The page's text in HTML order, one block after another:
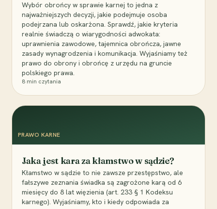
Wybór obrońcy w sprawie karnej to jedna z
najważniejszych decyzji, jakie podejmuje osoba
podejrzana lub oskarżona. Sprawdź, jakie kryteria
realnie świadczą o wiarygodności adwokata:
uprawnienia zawodowe, tajemnica obrończa, jawne
zasady wynagrodzenia i komunikacja. Wyjaśniamy też
prawo do obrony i obrońcę z urzędu na gruncie
polskiego prawa.
8 min czytania
PRAWO KARNE
Jaka jest kara za kłamstwo w sądzie?
Kłamstwo w sądzie to nie zawsze przestępstwo, ale
fałszywe zeznania świadka są zagrożone karą od 6
miesięcy do 8 lat więzienia (art. 233 § 1 Kodeksu
karnego). Wyjaśniamy, kto i kiedy odpowiada za